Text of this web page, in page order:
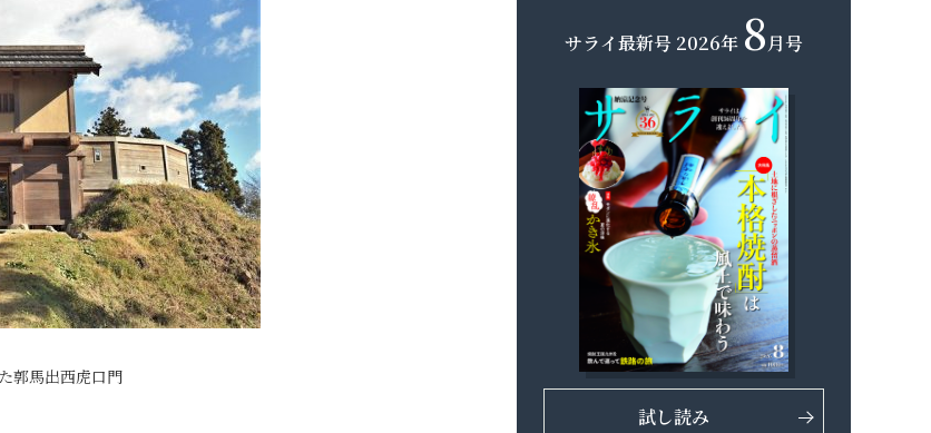
郭馬出西虎口門
サライ最新号 2026年 8月号
試し読み